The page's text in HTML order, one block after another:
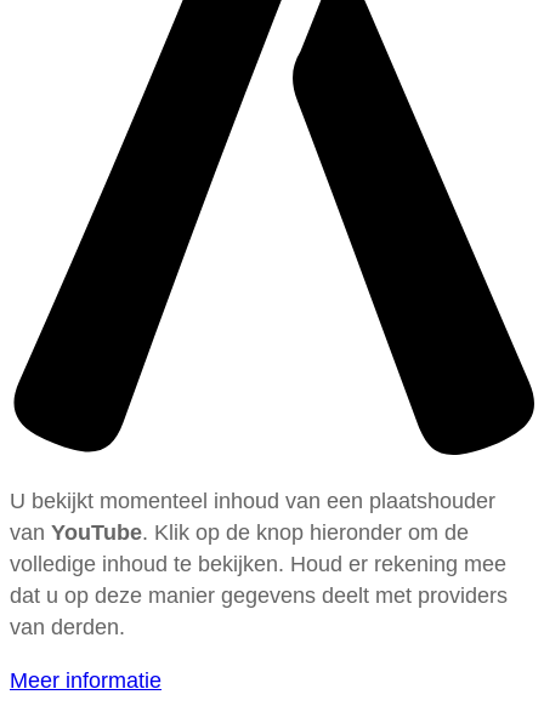
U bekijkt momenteel inhoud van een plaatshouder
van YouTube. Klik op de knop hieronder om de
volledige inhoud te bekijken. Houd er rekening mee
dat u op deze manier gegevens deelt met providers
van derden.
Meer informatie